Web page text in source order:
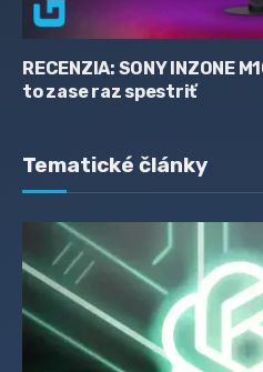
RECENZIA: SONY INZONE
to zase raz spestriť
Tematické články